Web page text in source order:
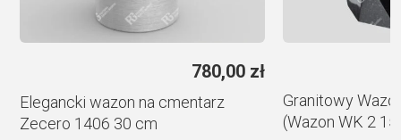
780,00 zł
Elegancki wazon na cmentarz
Zecero 1406 30 cm
Granitowy
(Wazon WK 2